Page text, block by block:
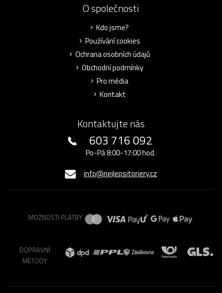
O společnosti
Kdo jsme?
Používání cookies
Ochrana osobních údajů
Obchodní podmínky
Pro média
Kontakt
Kontaktujte nás
603 716 092
Po-Pá 8:00-17:00 hod.
info@nejlepsitonery.cz
MOŽNOSTI PLATBY
DOPRAVNÍ
METODY